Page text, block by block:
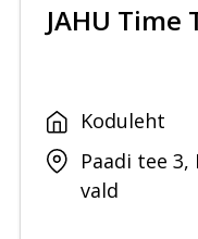
JAHU Time
Koduleht
Paadi tee
vald